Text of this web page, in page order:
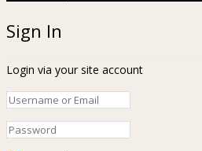
Sign In
Login via your site account